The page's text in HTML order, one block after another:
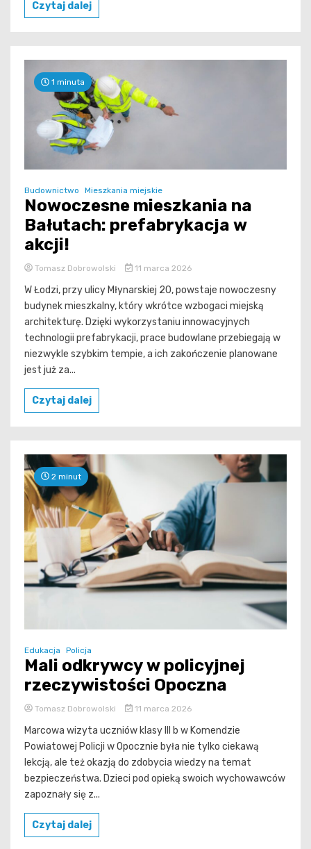
Czytaj dalej
1 minuta
Budownictwo Mieszkania miejskie
Nowoczesne mieszkania na
Bałutach: prefabrykacja w
akcji!
Tomasz Dobrowolski 11 marca 2026
W Łodzi, przy ulicy Młynarskiej 20, powstaje nowoczesny
budynek mieszkalny, który wkrótce wzbogaci miejską
architekturę. Dzięki wykorzystaniu innowacyjnych
technologii prefabrykacji, prace budowlane przebiegają w
niezwykle szybkim tempie, a ich zakończenie planowane
jest już za...
Czytaj dalej
2 minut
Edukacja Policja
Mali odkrywcy w policyjnej
rzeczywistości Opoczna
Tomasz Dobrowolski 11 marca 2026
Marcowa wizyta uczniów klasy III b w Komendzie
Powiatowej Policji w Opocznie była nie tylko ciekawą
lekcją, ale też okazją do zdobycia wiedzy na temat
bezpieczeństwa. Dzieci pod opieką swoich wychowawców
zapoznały się z...
Czytaj dalej